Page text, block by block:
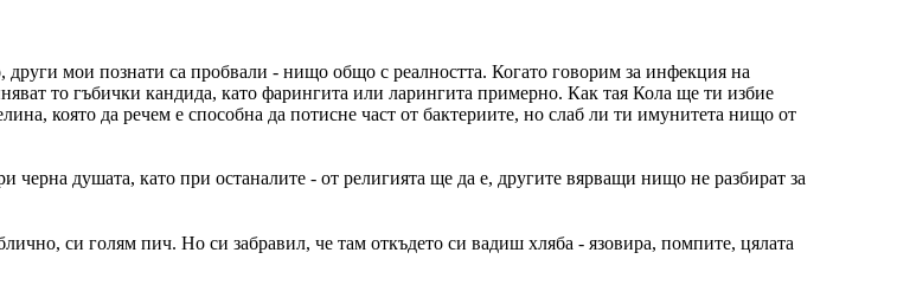
мои познати са пробвали - нищо общо с реалността. Когато говорим за инфекция на
то гъбички кандида, като фарингита или ларингита примерно. Как тая Кола ще ти избие
която да речем е способна да потисне част от бактериите, но слаб ли ти имунитета нищо от
черна душата, като при останалите - от религията ще да е, другите вярващи нищо не разбират за
си голям пич. Но си забравил, че там откъдето си вадиш хляба - язовира, помпите, цялата